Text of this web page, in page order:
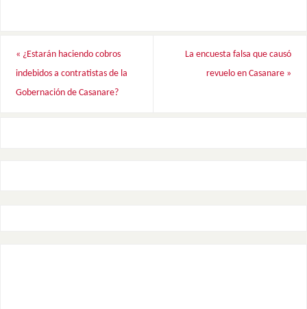
« ¿Estarán haciendo cobros
indebidos a contratistas de la
Gobernación de Casanare?
La encuesta falsa que causó
revuelo en Casanare »